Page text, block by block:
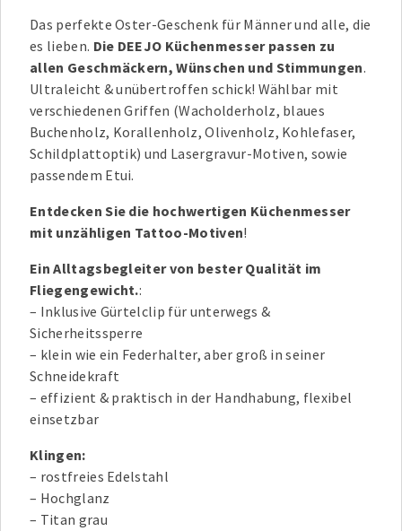
Das perfekte Oster-Geschenk für Männer und alle, die
es lieben. Die DEEJO Küchenmesser passen zu
allen Geschmäckern, Wünschen und Stimmungen.
Ultraleicht & unübertroffen schick! Wählbar mit
verschiedenen Griffen (Wacholderholz, blaues
Buchenholz, Korallenholz, Olivenholz, Kohlefaser,
Schildplattoptik) und Lasergravur-Motiven, sowie
passendem Etui.
Entdecken Sie die hochwertigen Küchenmesser
mit unzähligen Tattoo-Motiven!
Ein Alltagsbegleiter von bester Qualität im
Fliegengewicht.:
– Inklusive Gürtelclip für unterwegs &
Sicherheitssperre
– klein wie ein Federhalter, aber groß in seiner
Schneidekraft
– effizient & praktisch in der Handhabung, flexibel
einsetzbar
Klingen:
– rostfreies Edelstahl
– Hochglanz
– Titan grau